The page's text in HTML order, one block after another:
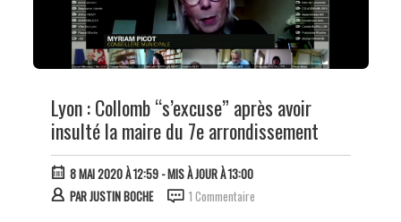
Lyon : Collomb “s’excuse” après avoir
insulté la maire du 7e arrondissement
8 MAI 2020 À 12:59- MIS À JOUR À 13:00
PARJUSTIN BOCHE 1 Commentaire